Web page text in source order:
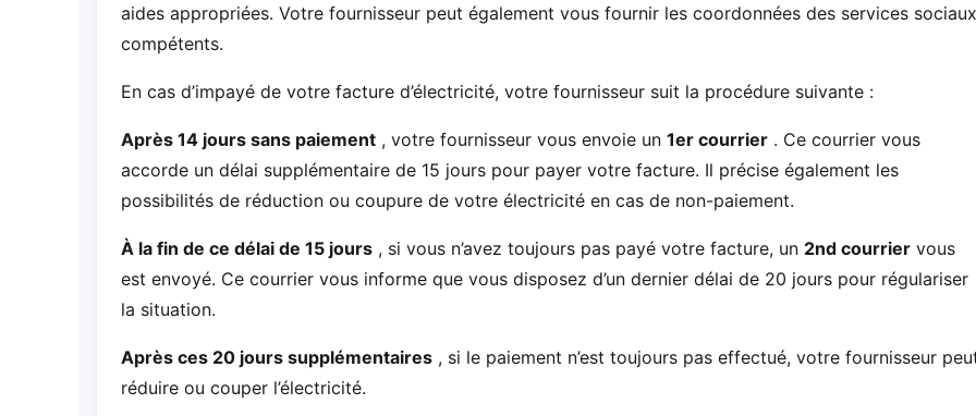
aides appropriées. Votre fournisseur peut également vous fournir les coordonnées des services sociaux
compétents.
En cas d’impayé de votre facture d’électricité, votre fournisseur suit la procédure suivante :
Après 14 jours sans paiement, votre fournisseur vous envoie un 1er courrier. Ce courrier vous
accorde un délai supplémentaire de 15 jours pour payer votre facture. Il précise également les
possibilités de réduction ou coupure de votre électricité en cas de non-paiement.
À la fin de ce délai de 15 jours, si vous n’avez toujours pas payé votre facture, un 2nd courriervous
est envoyé. Ce courrier vous informe que vous disposez d’un dernier délai de 20 jours pour régulariser
la situation.
Après ces 20 jours supplémentaires, si le paiement n’est toujours pas effectué, votre fournisseur
réduire ou couper l’électricité.